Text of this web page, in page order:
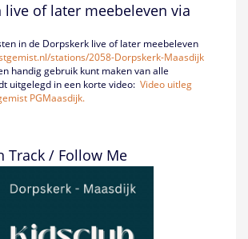
live of later meebeleven via
in de Dorpskerk live of later meebeleven
stations/2058-Dorpskerk-Maasdijk
handig gebruik kunt maken van alle
uitgelegd in een korte video: Video uitleg
PGMaasdijk.
Track / Follow Me